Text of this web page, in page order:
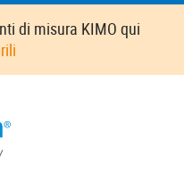
di misura KIMO qui